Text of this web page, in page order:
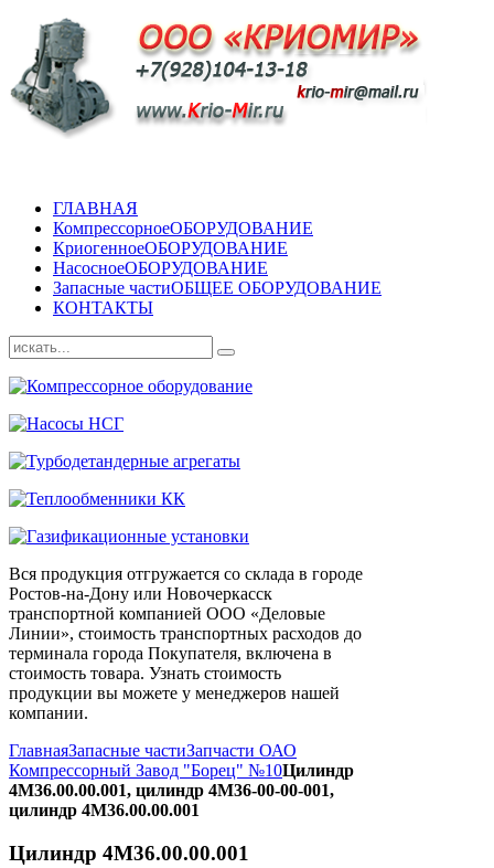
ГЛАВНАЯ
КомпрессорноеОБОРУДОВАНИЕ
КриогенноеОБОРУДОВАНИЕ
НасосноеОБОРУДОВАНИЕ
Запасные частиОБЩЕЕ ОБОРУДОВАНИЕ
КОНТАКТЫ
Вся продукция отгружается со склада в городе
Ростов-на-Дону или Новочеркасск
транспортной компанией ООО «Деловые
Линии», стоимость транспортных расходов до
терминала города Покупателя, включена в
стоимость товара. Узнать стоимость
продукции вы можете у менеджеров нашей
компании.
ГлавнаяЗапасные частиЗапчасти ОАО
Компрессорный Завод "Борец" №10Цилиндр
4М36.00.00.001, цилиндр 4М36-00-00-001,
цилиндр 4М36.00.00.001
Цилиндр 4М36.00.00.001